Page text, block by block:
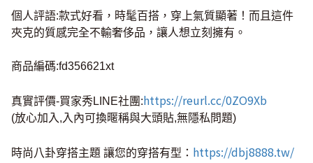
個人評語:款式好看，時髦百搭，穿上氣質顯著！而且這件
夾克的質感完全不輸奢侈品，讓人想立刻擁有。
商品編碼:fd356621xt
真實評價-買家秀LINE社團:https://reurl.cc/0ZO9Xb
(放心加入,入內可換暱稱與大頭貼,無隱私問題)
時尚八卦穿搭主題 讓您的穿搭有型： https://dbj8888.tw/